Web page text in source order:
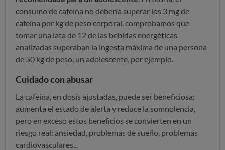
consumo de cafeína no debería superar los 3 mg de
cafeína por kg de peso corporal, comprobamos que
tomar una lata de 12 de las bebidas energéticas
analizadas superaban la ingesta máxima de una persona
de 50 kg de peso, un adolescente, por ejemplo.
Cuidado con abusar
La cafeína, en dosis ajustadas, puede ser beneficiosa:
aumenta el estado de alerta y reduce la somnolencia,
pero en exceso estos beneficios se convierten en un
riesgo real: ansiedad, problemas de sueño, problemas
cardiovasculares...